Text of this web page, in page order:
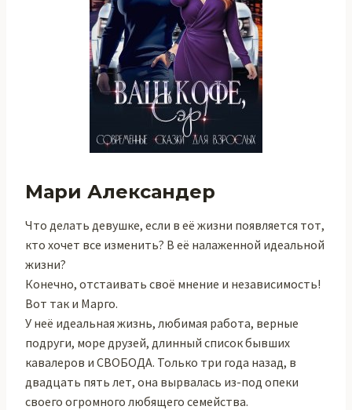
Мари Александер
Что делать девушке, если в её жизни появляется тот,
кто хочет все изменить? В её налаженной идеальной
жизни?
Конечно, отстаивать своё мнение и независимость!
Вот так и Марго.
У неё идеальная жизнь, любимая работа, верные
подруги, море друзей, длинный список бывших
кавалеров и СВОБОДА. Только три года назад, в
двадцать пять лет, она вырвалась из-под опеки
своего огромного любящего семейства.